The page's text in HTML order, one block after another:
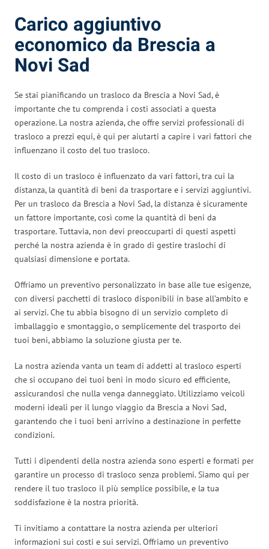
Carico aggiuntivo
economico da Brescia a
Novi Sad
Se stai pianificando un trasloco da Brescia a Novi Sad, è
importante che tu comprenda i costi associati a questa
operazione. La nostra azienda, che offre servizi professionali di
trasloco a prezzi equi, è qui per aiutarti a capire i vari fattori che
influenzano il costo del tuo trasloco.
Il costo di un trasloco è influenzato da vari fattori, tra cui la
distanza, la quantità di beni da trasportare e i servizi aggiuntivi.
Per un trasloco da Brescia a Novi Sad, la distanza è sicuramente
un fattore importante, così come la quantità di beni da
trasportare. Tuttavia, non devi preoccuparti di questi aspetti
perché la nostra azienda è in grado di gestire traslochi di
qualsiasi dimensione e portata.
Offriamo un preventivo personalizzato in base alle tue esigenze,
con diversi pacchetti di trasloco disponibili in base all’ambito e
ai servizi. Che tu abbia bisogno di un servizio completo di
imballaggio e smontaggio, o semplicemente del trasporto dei
tuoi beni, abbiamo la soluzione giusta per te.
La nostra azienda vanta un team di addetti al trasloco esperti
che si occupano dei tuoi beni in modo sicuro ed efficiente,
assicurandosi che nulla venga danneggiato. Utilizziamo veicoli
moderni ideali per il lungo viaggio da Brescia a Novi Sad,
garantendo che i tuoi beni arrivino a destinazione in perfette
condizioni.
Tutti i dipendenti della nostra azienda sono esperti e formati per
garantire un processo di trasloco senza problemi. Siamo qui per
rendere il tuo trasloco il più semplice possibile, e la tua
soddisfazione è la nostra priorità.
Ti invitiamo a contattare la nostra azienda per ulteriori
informazioni sui costi e sui servizi. Offriamo un preventivo